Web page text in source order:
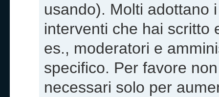
usando). Molti adottano
interventi che hai scritto
es., moderatori e
specifico. Per favore
necessari solo per